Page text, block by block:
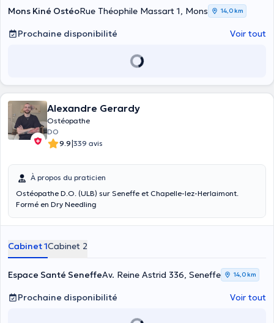
Mons Kiné OstéoRue Théophile Massart 1, Mons 14,0 km
Prochaine disponibilité Voir tout
Alexandre Gerardy
Ostéopathe
DO
9.9|339 avis
À propos du praticien
Ostéopathe D.O. (ULB) sur Seneffe et Chapelle-lez-Herlaimont.
Formé en Dry Needling
Cabinet 1Cabinet 2
Espace Santé SeneffeAv. Reine Astrid 336, Seneffe 14,0 km
Prochaine disponibilité Voir tout